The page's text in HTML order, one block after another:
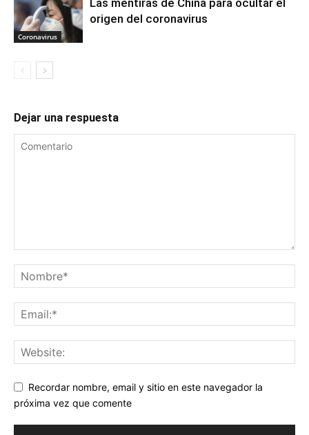
Coronavirus
Las mentiras de China para ocultar el
origen del coronavirus
Dejar una respuesta
Recordar nombre, email y sitio en este navegador la
próxima vez que comente